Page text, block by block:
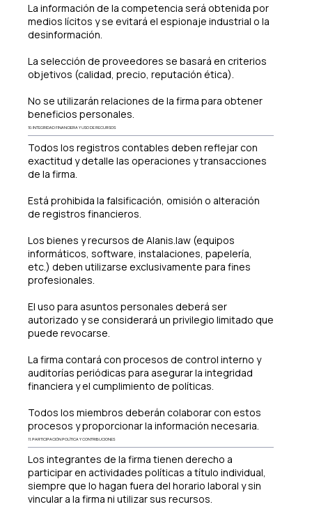
La información de la competencia será obtenida por
medios lícitos y se evitará el espionaje industrial o la
desinformación.
La selección de proveedores se basará en criterios
objetivos (calidad, precio, reputación ética).
No se utilizarán relaciones de la firma para obtener
beneficios personales.
10. INTEGRIDAD FINANCIERA Y USO DE RECURSOS
Todos los registros contables deben reflejar con
exactitud y detalle las operaciones y transacciones
de la firma.
Está prohibida la falsificación, omisión o alteración
de registros financieros.
Los bienes y recursos de Alanis.law (equipos
informáticos, software, instalaciones, papelería,
etc.) deben utilizarse exclusivamente para fines
profesionales.
El uso para asuntos personales deberá ser
autorizado y se considerará un privilegio limitado que
puede revocarse.
La firma contará con procesos de control interno y
auditorías periódicas para asegurar la integridad
financiera y el cumplimiento de políticas.
Todos los miembros deberán colaborar con estos
procesos y proporcionar la información necesaria.
11. PARTICIPACIÓN POLÍTICA Y CONTRIBUCIONES
Los integrantes de la firma tienen derecho a
participar en actividades políticas a título individual,
siempre que lo hagan fuera del horario laboral y sin
vincular a la firma ni utilizar sus recursos.